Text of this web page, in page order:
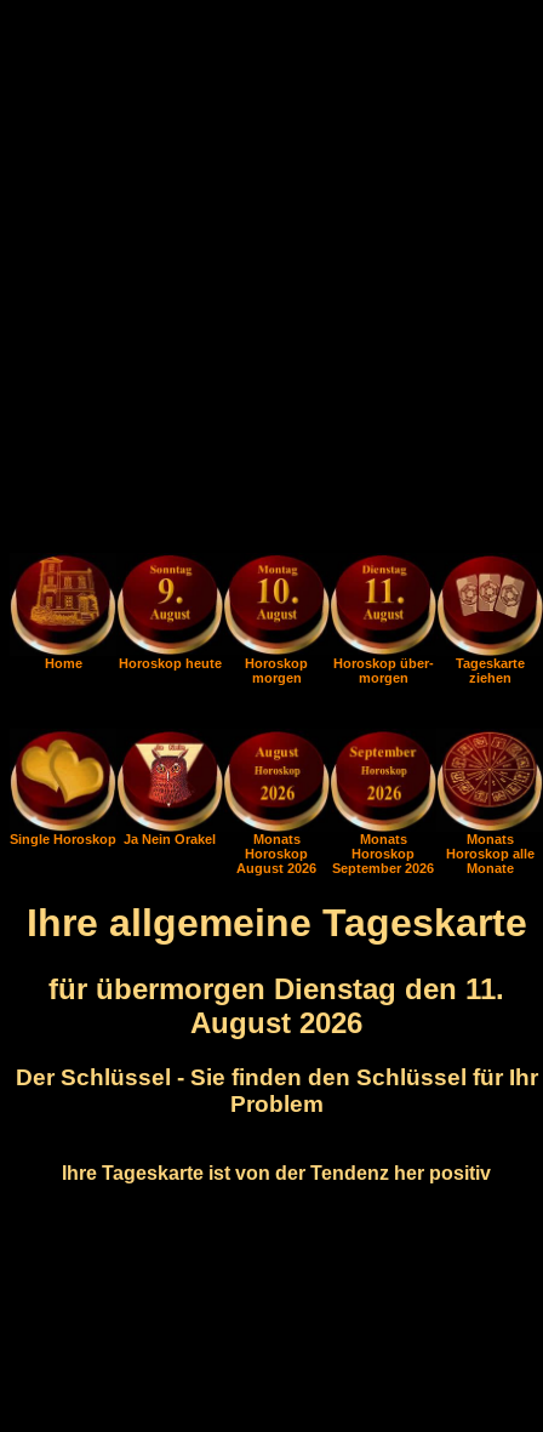
Home Horoskop heute
Horoskop
morgen
Horoskop über-
morgen
Tageskarte
ziehen
Single Horoskop Ja Nein Orakel
Monats
Horoskop
August 2026
Monats
Horoskop
September 2026
Monats
Horoskop alle
Monate
Ihre allgemeine Tageskarte
für übermorgen Dienstag den 11.
August 2026
Der Schlüssel - Sie finden den Schlüssel für Ihr
Problem
Ihre Tageskarte ist von der Tendenz her positiv